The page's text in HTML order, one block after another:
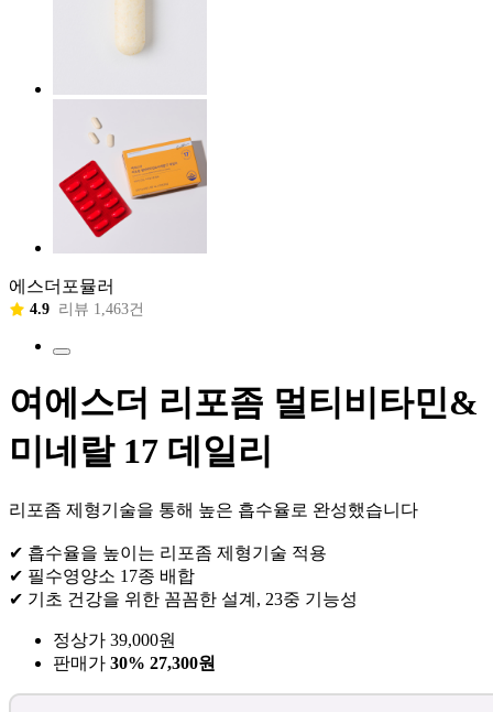
에스더포뮬러
4.9 리뷰 1,463건
여에스더 리포좀 멀티비타민&
미네랄 17 데일리
리포좀 제형기술을 통해 높은 흡수율로 완성했습니다
✔ 흡수율을 높이는 리포좀 제형기술 적용
✔ 필수영양소 17종 배합
✔ 기초 건강을 위한 꼼꼼한 설계, 23중 기능성
정상가 39,000원
판매가 30% 27,300원